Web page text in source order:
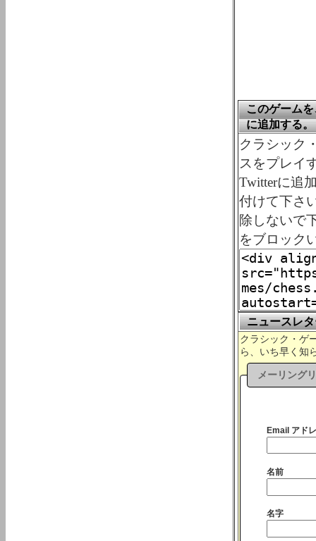
このゲーム
に追加する。
クラシック
スをプレイ
Twitterに追
付けて下さ
除しないで
をブロック
ニュースレ
クラシック・ゲ
ら、いち早く知
メーリング
Email アド
名前
名字